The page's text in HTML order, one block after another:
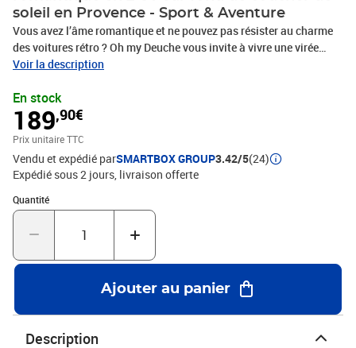
soleil en Provence - Sport & Aventure
Vous avez l’âme romantique et ne pouvez pas résister au charme
des voitures rétro ? Oh my Deuche vous invite à vivre une virée
inoubliable pour 2 personnes lors d’1 balade de 3h en Citroën 2 CV
prenez le volant d’une authentique Deudeuche décapotable et
partez pour une merveilleuse escapade sur les routes pittoresques
d’une région à la beauté enchanteresse. Sur le chemin, faites étape
pour déguster 1 savoureux apéritif gourmand et profiter rien que
tous les deux des paysages qui s’offrent à vous alors que la nuit
commence à tomber. Une expérience originale cheveux au vent
dont vous garderez de jolis souvenirs pour longtemps !Balade
romantique en 2 CV sur fond de coucher de soleil en Provence
Voir la description
En stock
189,90€
Prix unitaire TTC
Vendu et expédié parSMARTBOX GROUP3.42/5(24)
Expédié sous 2 jours livraison offerte
Quantité
Quantité : 1
Ajouter au panier
Description